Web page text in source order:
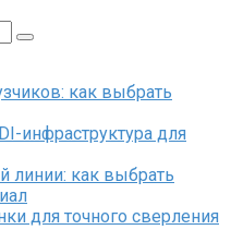
как выбрать
инфраструктура для
линии: как выбрать
для точного сверления